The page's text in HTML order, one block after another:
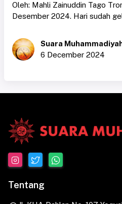
Oleh: Mahli Zainuddin Tago
Desember 2024. Hari sudah
Suara
6 December 2024
Tentang